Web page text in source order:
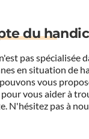
du
pas spécialisée
en situation de
vous
vous aider à
N'hésitez pas à